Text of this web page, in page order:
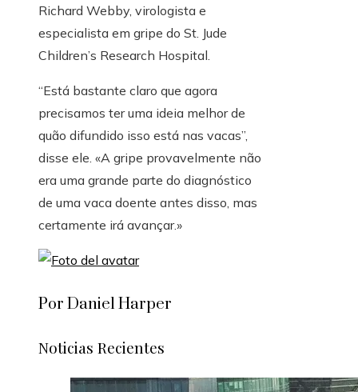
Richard Webby, virologista e
especialista em gripe do St. Jude
Children’s Research Hospital.
“Está bastante claro que agora
precisamos ter uma ideia melhor de
quão difundido isso está nas vacas”,
disse ele. «A gripe provavelmente não
era uma grande parte do diagnóstico
de uma vaca doente antes disso, mas
certamente irá avançar.»
Por Daniel Harper
Noticias Recientes